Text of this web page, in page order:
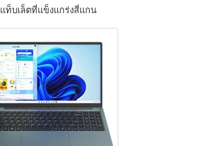
แท็บเล็ตที่แข็งแกร่งสี่แกน